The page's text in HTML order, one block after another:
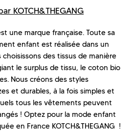
KOTCH&THEGANG
une marque française. Toute sa
enfant est réalisée dans un
choisissons des tissus de manière
le surplus de tissu, le coton bio
Nous créons des styles
et durables, à la fois simples et
tous les vêtements peuvent
! Optez pour la mode enfant
en France KOTCH&THEGANG !